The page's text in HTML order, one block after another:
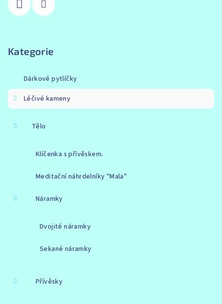
Kategorie
Dárkové pytlíčky
Léčivé kameny
Tělo
Klíčenka s přívěskem.
Meditační náhrdelníky "Mala"
Náramky
Dvojité náramky
Sekané náramky
Přívěsky